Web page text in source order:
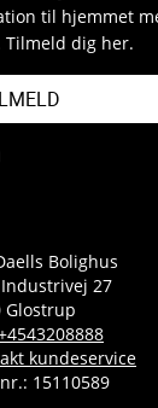
til hjemmet
dig her.
Bolighus
27
Glostrup
kundeservice
15110589